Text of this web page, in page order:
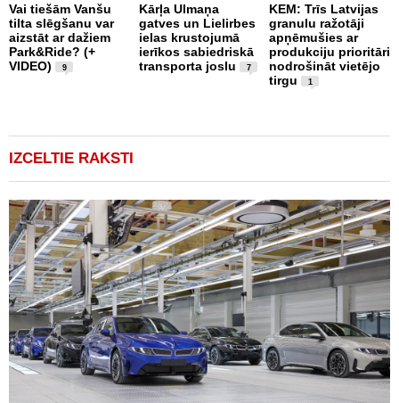
Vai tiešām Vanšu
tilta slēgšanu var
aizstāt ar dažiem
Park&Ride? (+
VIDEO)
9
Kārļa Ulmaņa
gatves un Lielirbes
ielas krustojumā
ierīkos sabiedriskā
transporta joslu
7
KEM: Trīs Latvijas
granulu ražotāji
apņēmušies ar
produkciju prioritāri
nodrošināt vietējo
tirgu
1
IZCELTIE RAKSTI